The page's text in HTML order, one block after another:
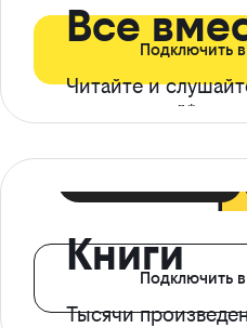
Все
Читайте и
ограничений*
Подключить
Книги
Тысячи
Подключить